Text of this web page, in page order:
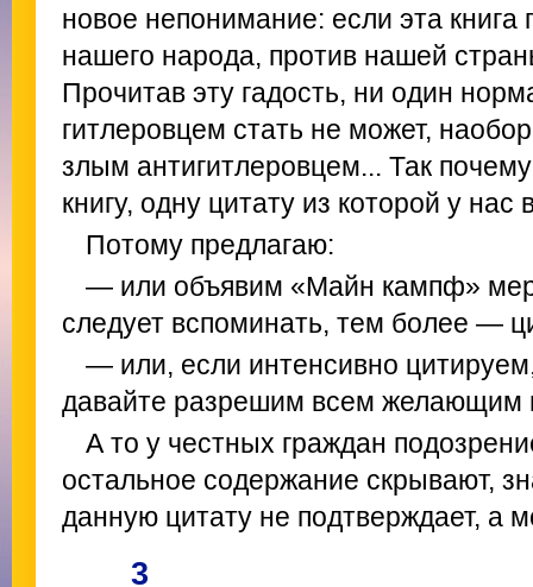
новое непонимание: если эта книга
нашего народа, против нашей
Прочитав эту гадость, ни один
гитлеровцем стать не может,
злым антигитлеровцем... Так
книгу, одну цитату из которой у
Потому предлагаю:
— или объявим «Майн кампф»
следует вспоминать, тем более —
— или, если интенсивно
давайте разрешим всем желающим
А то у честных граждан
остальное содержание скрывают,
данную цитату не подтверждает, а
3